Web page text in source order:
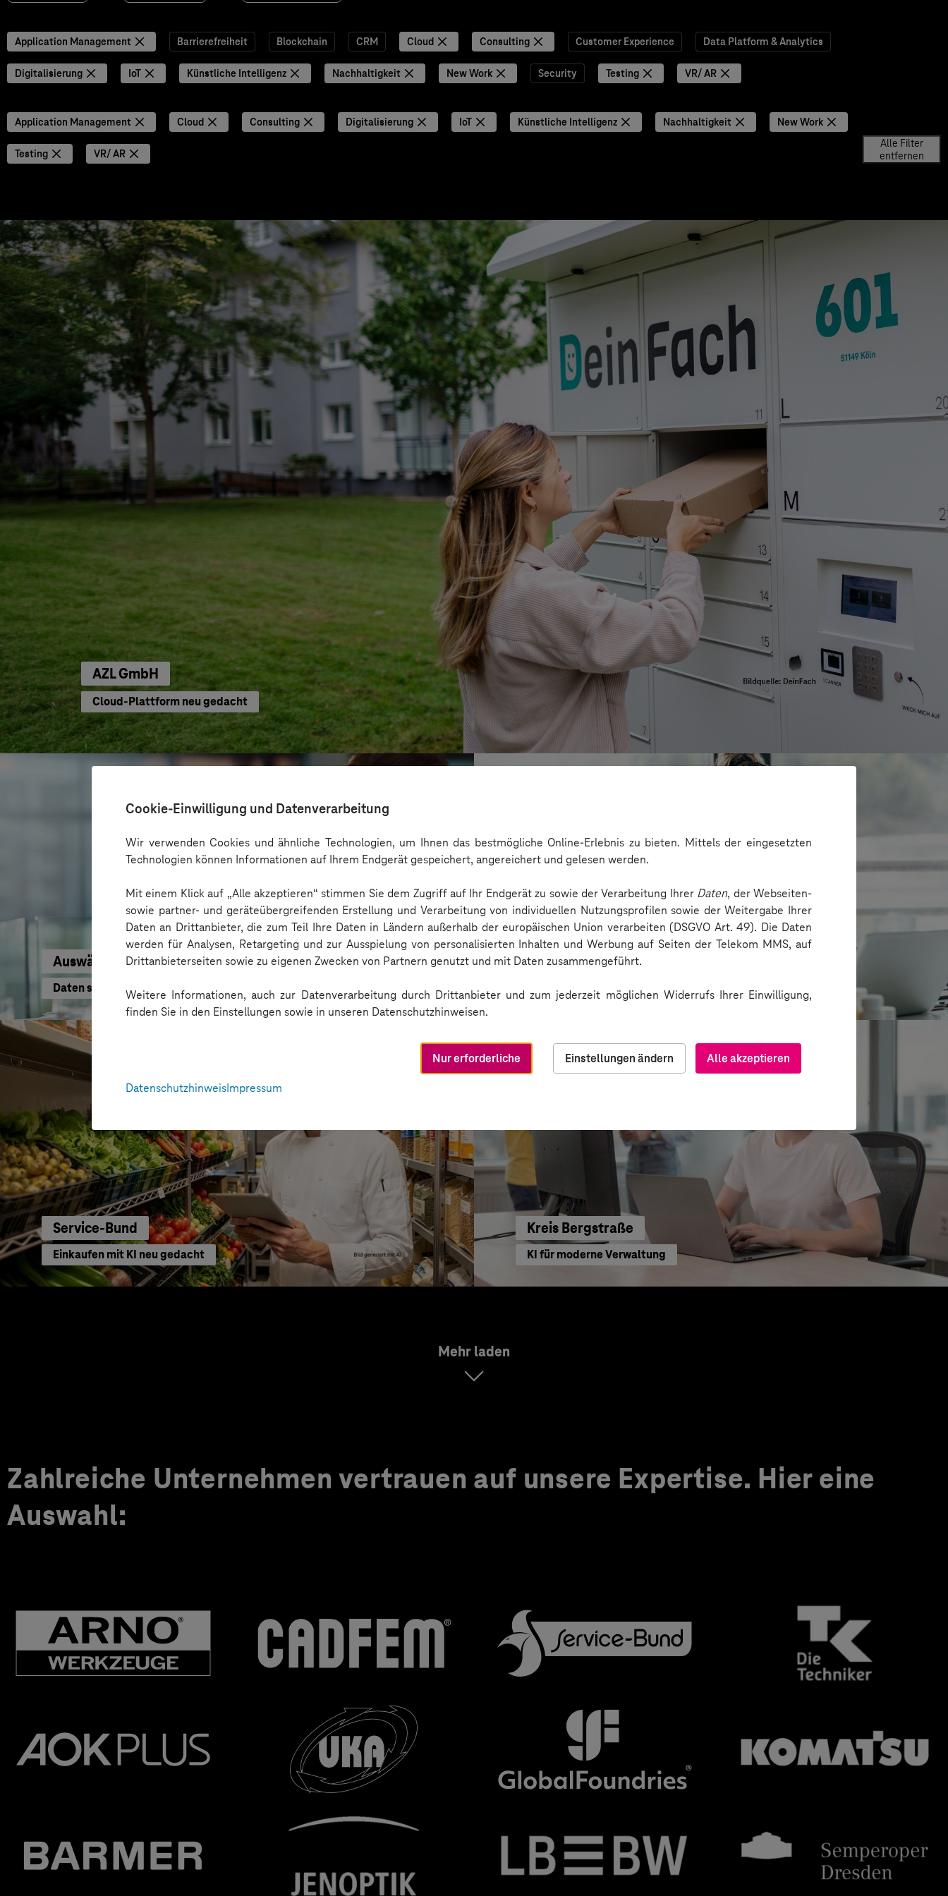
Cookie-Einwilligung und Datenverarbeitung
Wir verwenden Cookies und ähnliche Technologien, um Ihnen das bestmögliche Online-Erlebnis zu bieten. Mittels der eingesetzten
Technologien können Informationen auf Ihrem Endgerät gespeichert, angereichert und gelesen werden.
Mit einem Klick auf „Alle akzeptieren“ stimmen Sie dem Zugriff auf Ihr Endgerät zu sowie der Verarbeitung Ihrer Daten, der Webseiten-
sowie partner- und geräteübergreifenden Erstellung und Verarbeitung von individuellen Nutzungsprofilen sowie der Weitergabe Ihrer
Daten an Drittanbieter, die zum Teil Ihre Daten in Ländern außerhalb der europäischen Union verarbeiten (DSGVO Art. 49). Die Daten
werden für Analysen, Retargeting und zur Ausspielung von personalisierten Inhalten und Werbung auf Seiten der Telekom MMS, auf
Drittanbieterseiten sowie zu eigenen Zwecken von Partnern genutzt und mit Daten zusammengeführt.
Weitere Informationen, auch zur Datenverarbeitung durch Drittanbieter und zum jederzeit möglichen Widerrufs Ihrer Einwilligung,
finden Sie in den Einstellungen sowie in unseren Datenschutzhinweisen.
Alle akzeptieren
Nur erforderliche
Einstellungen ändern
DatenschutzhinweisImpressum
Application Management Barrierefreiheit Blockchain CRM Cloud Consulting Customer Experience Data Platform & Analytics
Digitalisierung IoT Künstliche Intelligenz Nachhaltigkeit New Work Security Testing VR/ AR
Application Management Cloud Consulting Digitalisierung IoT Künstliche Intelligenz Nachhaltigkeit New Work
Testing VR/ AR
Alle Filter
entfernen
AZL GmbH
Cloud-Plattform neu gedacht
Auswärtiges Amt
Daten schneller nutzen
BARMER
Sichere Kommunikation über Messenger
Service-Bund
Einkaufen mit KI neu gedacht
Kreis Bergstraße
KI für moderne Verwaltung
Mehr laden
Zahlreiche Unternehmen vertrauen auf unsere Expertise. Hier eine
Auswahl: